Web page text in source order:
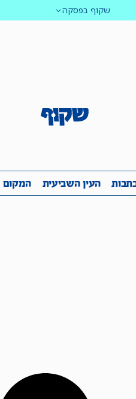
שקוף בפסקה
העין השביעית המקום
לוביסטים כל הכתבות